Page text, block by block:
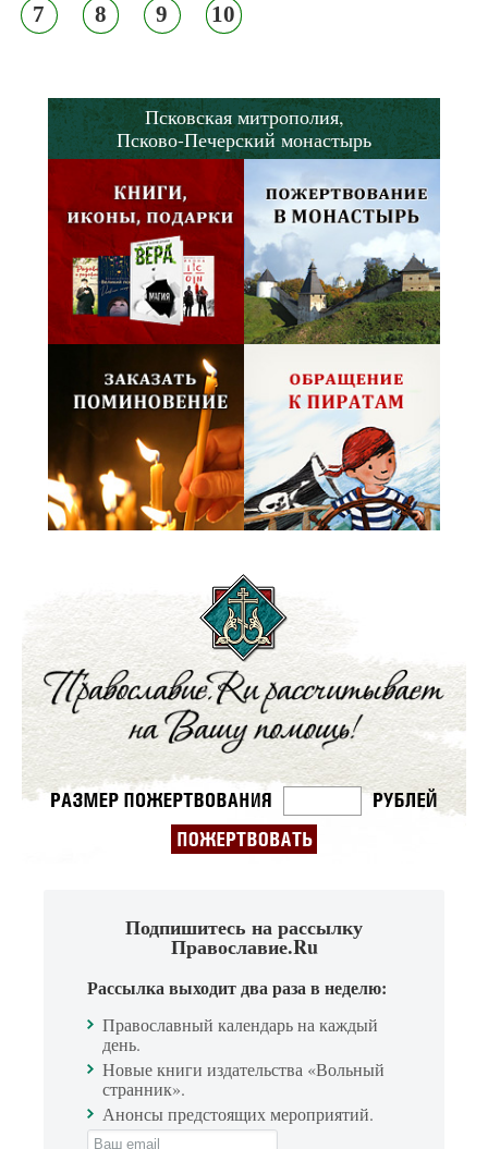
7 8 9 10
Псковская митрополия,
Псково-Печерский монастырь
Подпишитесь на рассылку
Православие.Ru
Рассылка выходит два раза в неделю:
Православный календарь на каждый
день.
Новые книги издательства «Вольный
странник».
Анонсы предстоящих мероприятий.